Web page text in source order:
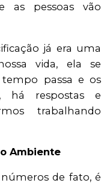
as pessoas vão
já era uma
vida, ela se
passa e os
há respostas e
trabalhando
Ambiente
de fato, é